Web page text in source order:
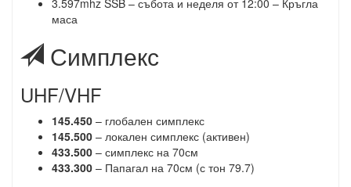
3.597mhz SSB – събота и неделя от 12:00 – Кръгла
маса
Симплекс
UHF/VHF
145.450 – глобален симплекс
145.500 – локален симплекс (активен)
433.500 – симплекс на 70см
433.300 – Папагал на 70см (с тон 79.7)
GaVol 05/25/20258:08 AM
г. Благодаря
Никой не гледа тук, или на никой не му се пише.
Acho 12/13/2025
май никой не влиза тук, и не пише и една дума.